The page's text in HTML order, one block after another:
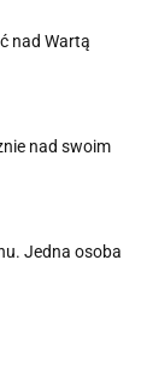
nad Wartą
nad swoim
Jedna osoba